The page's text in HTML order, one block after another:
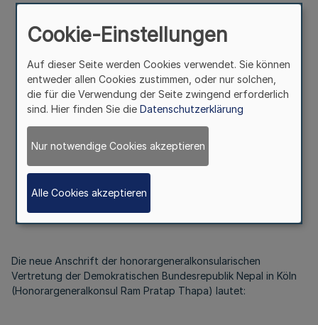
Honorargeneralkonsularische Vertretung
Bekanntmachung des Ministerpräsidenten
– M 2 – 435.1-1/01
Die neue Anschrift der honorargeneralkonsularischen
Vertretung der Demokratischen Bundesrepublik Nepal in Köln
(Honorargeneralkonsul Ram Pratap Thapa) lautet:
Cookie-Einstellungen
Auf dieser Seite werden Cookies verwendet. Sie können
entweder allen Cookies zustimmen, oder nur solchen,
die für die Verwendung der Seite zwingend erforderlich
sind. Hier finden Sie die Datenschutzerklärung
Nur notwendige Cookies akzeptieren
Alle Cookies akzeptieren